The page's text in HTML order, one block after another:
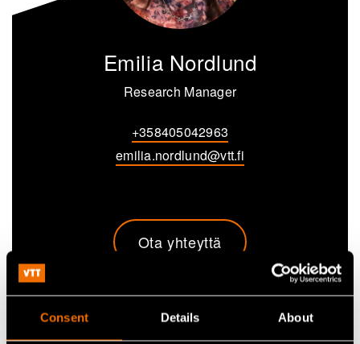
Consent Details About
Emilia Nordlund
Research Manager
+358405042963
emilia.nordlund@vtt.fi
Ota yhteyttä
Katso profiili